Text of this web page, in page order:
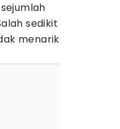
sedikit
menarik